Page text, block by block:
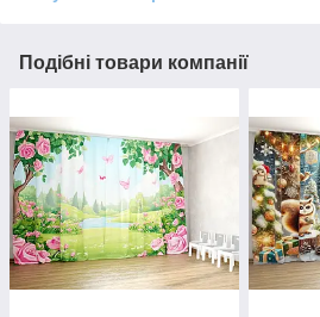
Подібні товари компанії